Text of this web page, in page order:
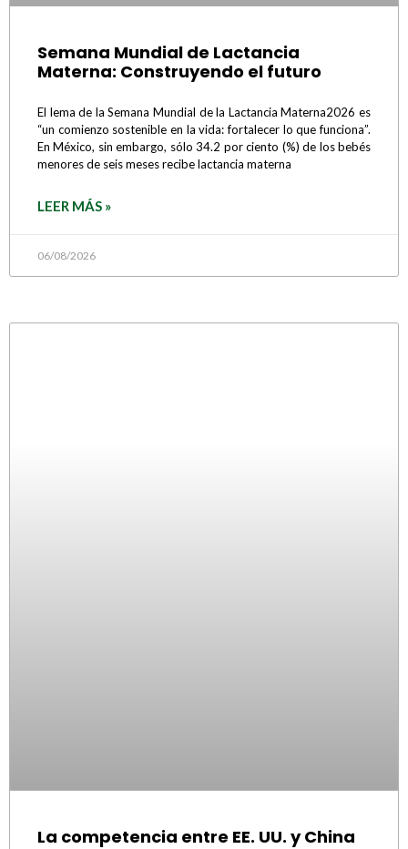
Semana Mundial de Lactancia
Materna: Construyendo el futuro
El lema de la Semana Mundial de la Lactancia Materna2026 es
“un comienzo sostenible en la vida: fortalecer lo que funciona”.
En México, sin embargo, sólo 34.2 por ciento (%) de los bebés
menores de seis meses recibe lactancia materna
LEER MÁS »
06/08/2026
La competencia entre EE. UU. y China